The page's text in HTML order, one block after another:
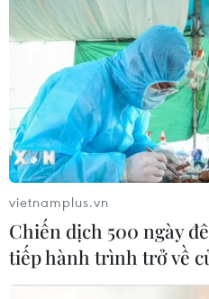
Gián đoạn dịch vụ
người dùng Netflix
02/03/2023 08:47
Theo trang mạng
dùng đã bị ảnh hưởng bởi
phát trực tuyến video
vietnamplus.vn
Chiến dịch 500 ngày
tiếp hành trình trở về